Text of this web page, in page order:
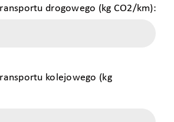
drogowego (kg CO2/km):
kolejowego (kg